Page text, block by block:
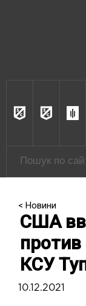
< Новини
США
против
КСУ
10.12.2021